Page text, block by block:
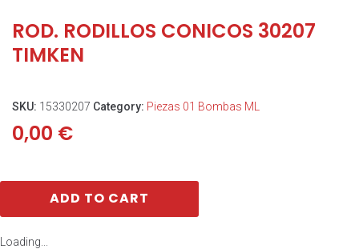
ROD. RODILLOS CONICOS 30207
TIMKEN
SKU: 15330207 Category: Piezas 01 Bombas ML
0,00 €
ADD TO CART
Loading...